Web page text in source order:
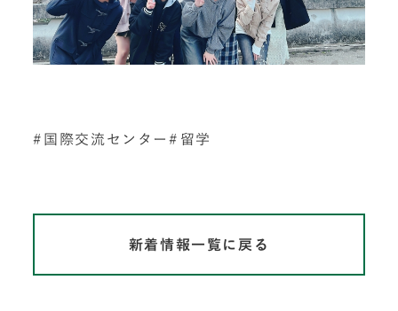
国際交流センター 留学
新着情報一覧に戻る